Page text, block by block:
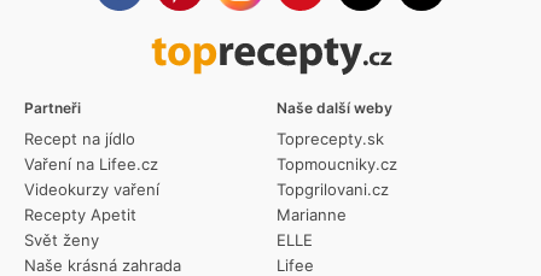
Partneři
Recept na jídlo
Vaření na Lifee.cz
Videokurzy vaření
Recepty Apetit
Svět ženy
Naše krásná zahrada
Naše další weby
Toprecepty.sk
Topmoucniky.cz
Topgrilovani.cz
Marianne
ELLE
Lifee